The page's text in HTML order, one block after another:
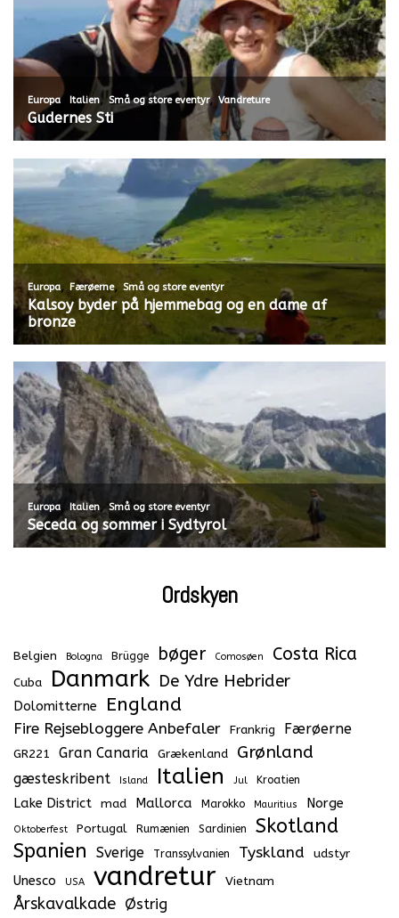
Europa, Italien,Små og store eventyr, Vandreture
Gudernes Sti
Europa, Færøerne, Små og store eventyr
Kalsoy byder på hjemmebag og en dame af
bronze
Europa Italien, Små og store eventyr
Seceda og sommer i Sydtyrol
Ordskyen
Belgien Bologna Brügge bøger Comosøen Costa Rica
Cuba Danmark De Ydre Hebrider
Dolomitterne England
Fire Rejsebloggere Anbefaler Frankrig Færøerne
GR221 Gran Canaria Grækenland Grønland
gæsteskribent Island Italien Jul Kroatien
Lake District mad Mallorca Marokko Mauritius Norge
Oktoberfest Portugal Rumænien Sardinien
Skotland
Spanien
Sverige Transsylvanien Tyskland udstyr
Unesco USA vandretur Vietnam
Årskavalkade Østrig